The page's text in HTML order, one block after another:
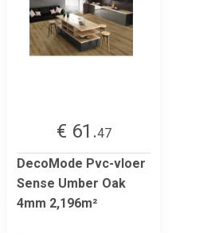
€ 61.47
DecoMode Pvc-vloer
Sense Umber Oak
4mm 2,196m²